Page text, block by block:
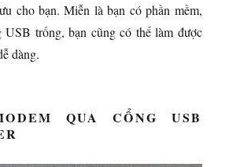
cho bạn. Miễn là bạn có phần mềm,
USB trống, bạn cũng có thể làm được
dàng.
QUA CỔNG USB